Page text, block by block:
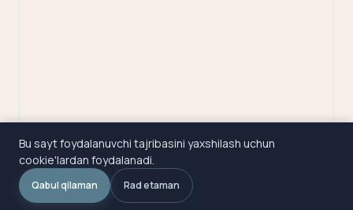
Bu sayt foydalanuvchi tajribasini yaxshilash uchun
cookie'lardan foydalanadi.
Qabul qilaman Rad etaman